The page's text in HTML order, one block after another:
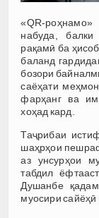
«QR-
набуда,
рақамӣ ба
баланд
бозори
саёҳати
фарҳанг ва
хоҳад кард.
Таҷрибаи
шаҳрҳои
аз унсурҳои
табдил
Душанбе
муосири сайёҳӣ